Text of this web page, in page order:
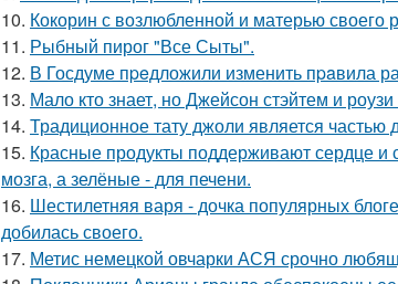
10. Кокорин с возлюбленной и матерью своего
11. Рыбный пирог "Все Сыты".
12. В Госдуме пpeдложили изменить пpaвила
13. Мало кто знает, но Джейсон стэйтем и
14. Традиционное тату джоли является частью
15. Красные продукты поддерживают сердце
мозга, а зелёные - для печени.
16. Шестилетняя варя - дочка популярных
добилась своего.
17. Метис немецкой овчарки АСЯ срочно